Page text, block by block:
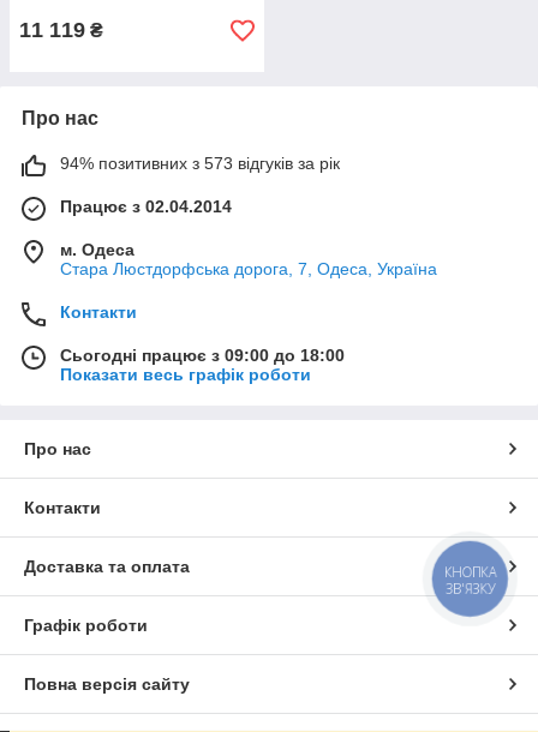
11 119 ₴
Про нас
94% позитивних з 573 відгуків за рік
Працює з 02.04.2014
м. Одеса
Стара Люстдорфська дорога, 7, Одеса, Україна
Контакти
Сьогодні працює з 09:00 до 18:00
Показати весь графік роботи
Про нас
Контакти
Доставка та оплата
Графік роботи
Повна версія сайту
КНОПКА
ЗВ'ЯЗКУ